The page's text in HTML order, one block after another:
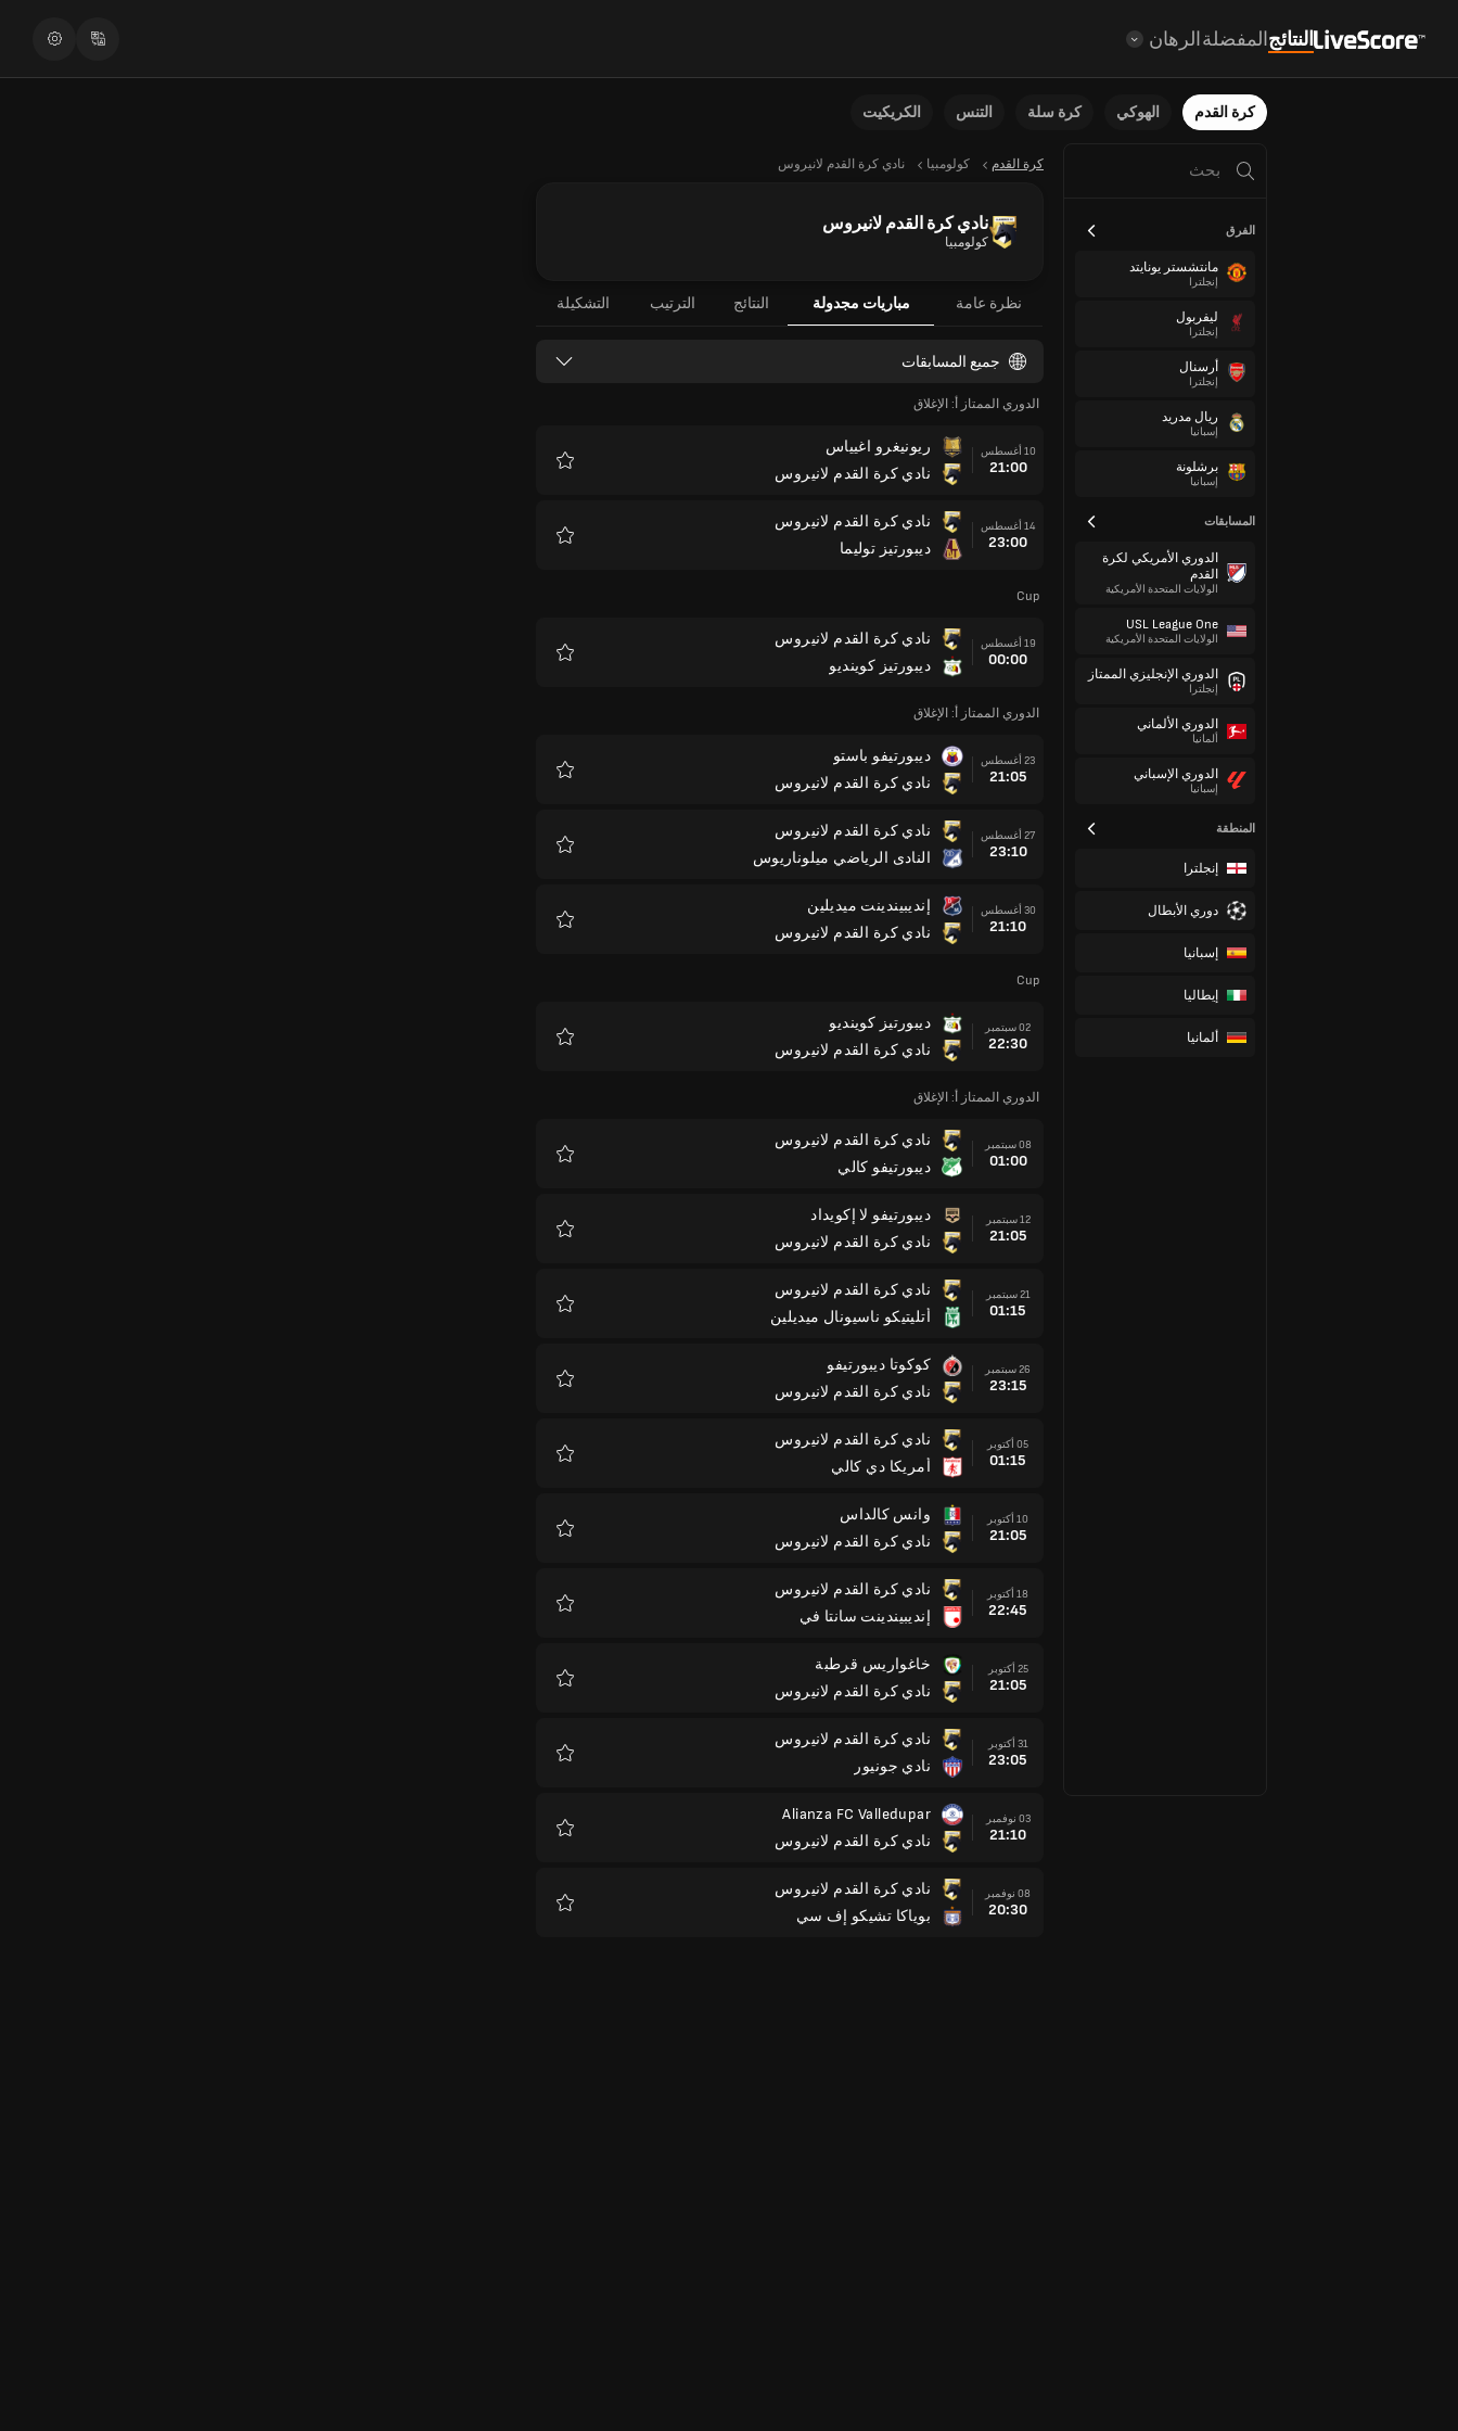
النتائجالمفضلةالرهان
كرة القدم الهوكي كرة سلة التنس الكريكيت
الفرق
مانتشستر يونايتد
إنجلترا
ليفربول
إنجلترا
أرسنال
إنجلترا
ريال مدريد
إسبانيا
برشلونة
إسبانيا
المسابقات
الدوري الأمريكي لكرة
القدم
الولايات المتحدة الأمريكية
USL League One
الولايات المتحدة الأمريكية
الدوري الإنجليزي الممتاز
إنجلترا
الدوري الألماني
ألمانيا
الدوري الإسباني
إسبانيا
المنطقة
إنجلترا
دوري الأبطال
إسبانيا
إيطاليا
ألمانيا
كرة القدم كولومبيا نادي كرة القدم لانيروس
نادي كرة القدم لانيروس
كولومبيا
نظرة عامة مباريات مجدولة النتائج الترتيب التشكيلة
جميع المسابقات
الدوري الممتاز أ: الإغلاق
10 أغسطس
21:00
ريونيغرو اغيياس
نادي كرة القدم لانيروس
14 أغسطس
23:00
نادي كرة القدم لانيروس
ديبورتيز توليما
Cup
19 أغسطس
00:00
نادي كرة القدم لانيروس
ديبورتيز كوينديو
الدوري الممتاز أ: الإغلاق
23 أغسطس
21:05
ديبورتيفو باستو
نادي كرة القدم لانيروس
27 أغسطس
23:10
نادي كرة القدم لانيروس
النادى الرياضي ميلوناريوس
30 أغسطس
21:10
إنديبيندينت ميديلين
نادي كرة القدم لانيروس
Cup
02 سبتمبر
22:30
ديبورتيز كوينديو
نادي كرة القدم لانيروس
الدوري الممتاز أ: الإغلاق
08 سبتمبر
01:00
نادي كرة القدم لانيروس
ديبورتيفو كالي
12 سبتمبر
21:05
ديبورتيفو لا إكويداد
نادي كرة القدم لانيروس
21 سبتمبر
01:15
نادي كرة القدم لانيروس
أتليتيكو ناسيونال ميديلين
26 سبتمبر
23:15
كوكوتا ديبورتيفو
نادي كرة القدم لانيروس
05 أكتوبر
01:15
نادي كرة القدم لانيروس
أمريكا دي كالي
10 أكتوبر
21:05
وانس كالداس
نادي كرة القدم لانيروس
18 أكتوبر
22:45
نادي كرة القدم لانيروس
إنديبيندينت سانتا في
25 أكتوبر
21:05
خاغواريس قرطبة
نادي كرة القدم لانيروس
31 أكتوبر
23:05
نادي كرة القدم لانيروس
نادي جونيور
03 نوفمبر
21:10
Alianza FC Valledupar
نادي كرة القدم لانيروس
08 نوفمبر
20:30
نادي كرة القدم لانيروس
بوياكا تشيكو إف سي